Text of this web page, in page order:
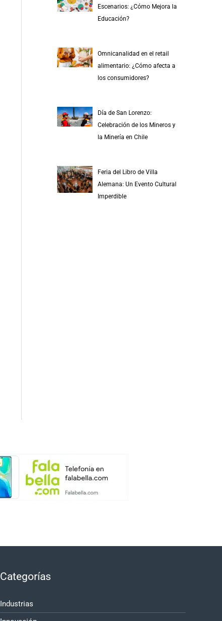
Escenarios: ¿Cómo Mejora la
Educación?
Omnicanalidad en el retail
alimentario: ¿Cómo afecta a
los consumidores?
Día de San Lorenzo:
Celebración de los Mineros y
la Minería en Chile
Feria del Libro de Villa
Alemana: Un Evento Cultural
Imperdible
Categorías
Industrias